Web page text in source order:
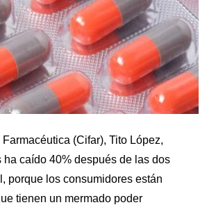
(Cifar), Tito López,
caído 40% después de las dos
porque los consumidores están
tienen un mermado poder